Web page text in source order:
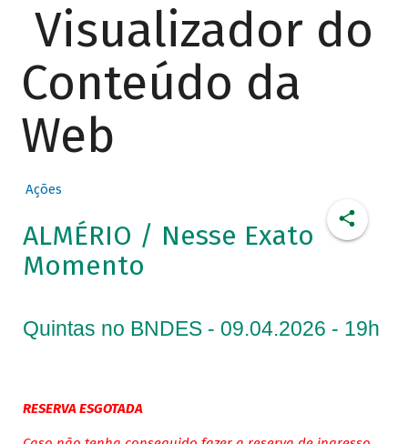
Visualizador do
Conteúdo da
Web
Ações
ALMÉRIO / Nesse Exato
Momento
Quintas no BNDES - 09.04.2026 - 19h
RESERVA ESGOTADA